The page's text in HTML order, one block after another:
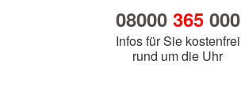
08000 365000
Infos für Sie kostenfrei
rund um die Uhr